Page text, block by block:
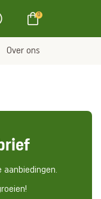
0
Over ons